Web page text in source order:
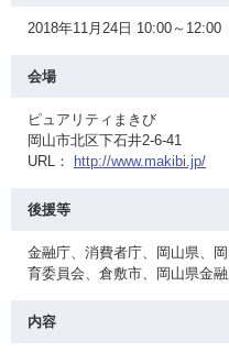
2018年11月24日 10:00～12:00
会場
ピュアリティまきび
岡山市北区下石井2-6-41
URL：
http://www.makibi.jp/
後援等
金融庁、消費者庁、岡山県、
育委員会、倉敷市、岡山県金
内容